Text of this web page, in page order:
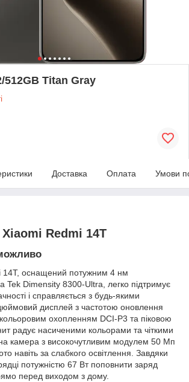
512GB Titan Gray
Доставка Оплата Умови
Xiaomi Redmi 14T
оснащений потужним 4 нм
Tek Dimensity 8300-Ultra, легко підтримує
і справляється з будь-якими
дисплей з частотою оновлення
охопленням DCI-P3 та піковою
радує насиченими кольорами та чіткими
камера з високочутливим модулем 50 Мп
навіть за слабкого освітлення. Завдяки
потужністю 67 Вт поповнити заряд
перед виходом з дому.